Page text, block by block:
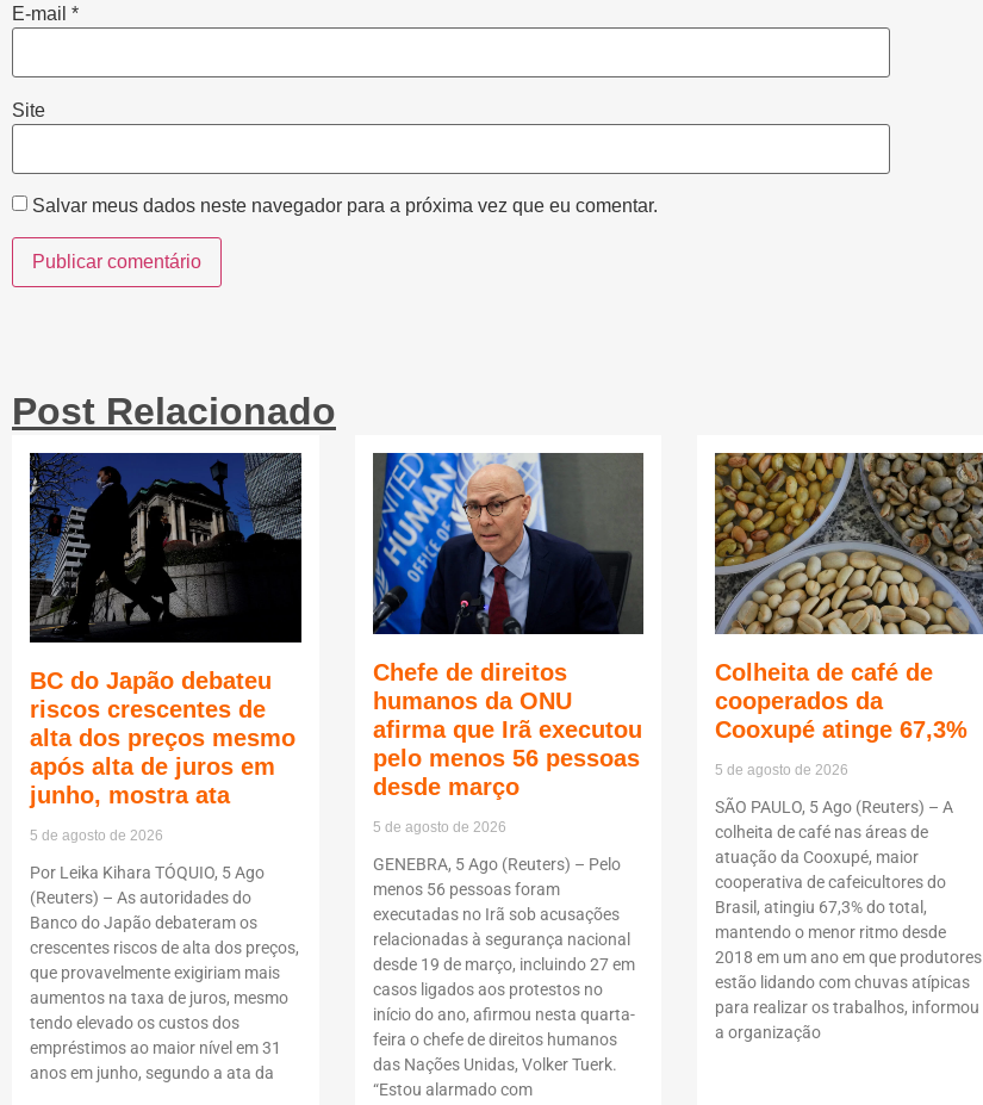
E-mail *
Site
Salvar meus dados neste navegador para a próxima vez que eu comentar.
Post Relacionado
BC do Japão debateu
riscos crescentes de
alta dos preços mesmo
após alta de juros em
junho, mostra ata
5 de agosto de 2026
Por Leika Kihara TÓQUIO, 5 Ago
(Reuters) – As autoridades do
Banco do Japão debateram os
crescentes riscos de alta dos preços,
que provavelmente exigiriam mais
aumentos na taxa de juros, mesmo
tendo elevado os custos dos
empréstimos ao maior nível em 31
anos em junho, segundo a ata da
Chefe de direitos
humanos da ONU
afirma que Irã executou
pelo menos 56 pessoas
desde março
5 de agosto de 2026
GENEBRA, 5 Ago (Reuters) – Pelo
menos 56 pessoas foram
executadas no Irã sob acusações
relacionadas à segurança nacional
desde 19 de março, incluindo 27 em
casos ligados aos protestos no
início do ano, afirmou nesta quarta-
feira o chefe de direitos humanos
das Nações Unidas, Volker Tuerk.
“Estou alarmado com
Colheita de café de
cooperados da
Cooxupé atinge 67,3%
5 de agosto de 2026
SÃO PAULO, 5 Ago (Reuters) – A
colheita de café nas áreas de
atuação da Cooxupé, maior
cooperativa de cafeicultores do
Brasil, atingiu 67,3% do total,
mantendo o menor ritmo desde
2018 em um ano em que produtores
estão lidando com chuvas atípicas
para realizar os trabalhos, informou
a organização